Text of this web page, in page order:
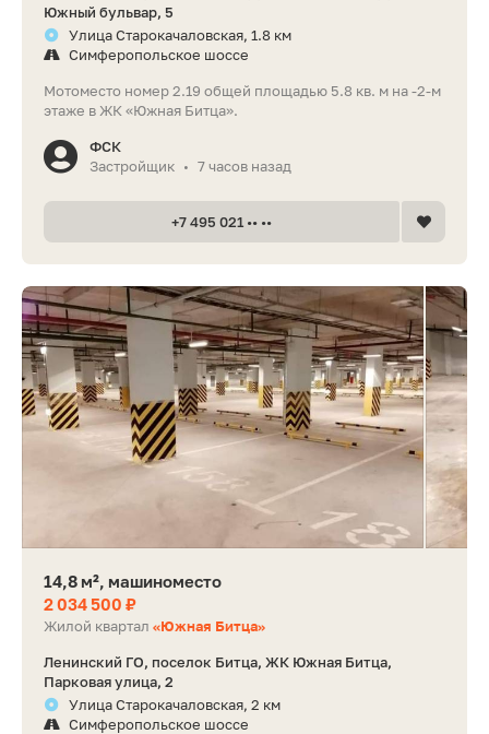
Южный бульвар, 5
Улица Старокачаловская, 1.8 км
Симферопольское шоссе
Мотоместо номер 2.19 общей площадью 5.8 кв. м на -2-м
этаже в ЖК «Южная Битца».
ФСК
Застройщик • 7 часов назад
+7 495 021 •• ••
14,8 м², машиноместо
2 034 500 ₽
Жилой квартал «Южная Битца»
Ленинский ГО, поселок Битца, ЖК Южная Битца,
Парковая улица, 2
Улица Старокачаловская, 2 км
Симферопольское шоссе